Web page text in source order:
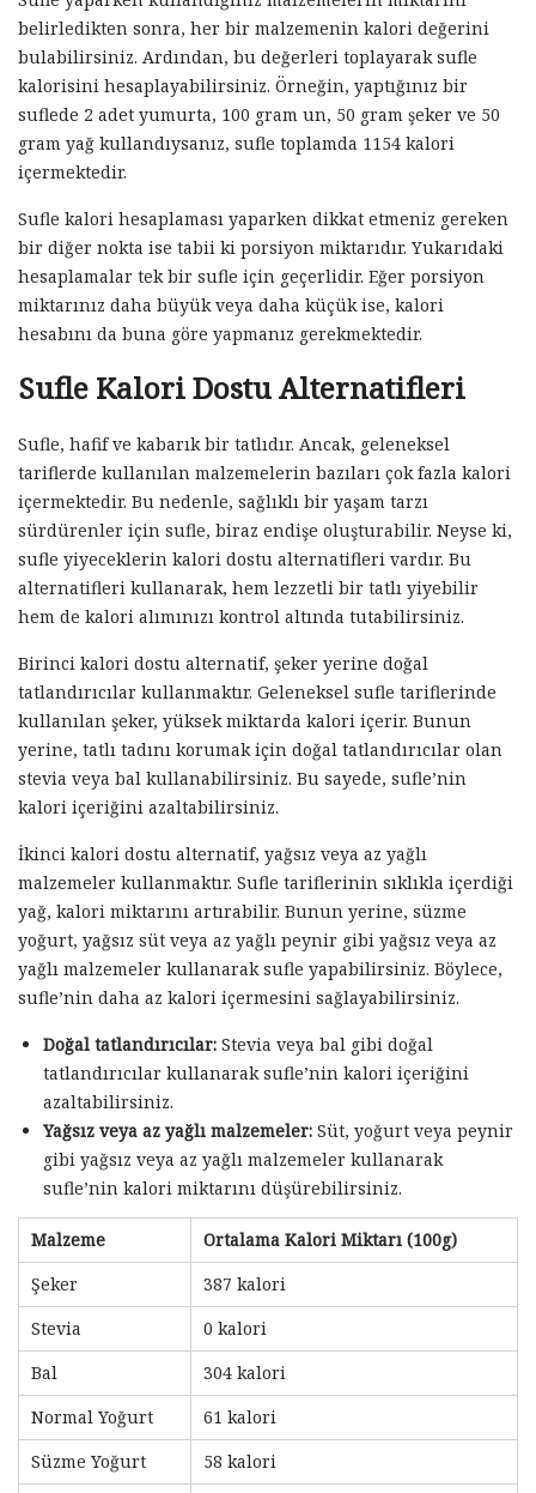
belirledikten sonra, her bir malzemenin kalori değerini
bulabilirsiniz. Ardından, bu değerleri toplayarak sufle
kalorisini hesaplayabilirsiniz. Örneğin, yaptığınız bir
suflede 2 adet yumurta, 100 gram un, 50 gram şeker ve 50
gram yağ kullandıysanız, sufle toplamda 1154 kalori
içermektedir.
Sufle kalori hesaplaması yaparken dikkat etmeniz gereken
bir diğer nokta ise tabii ki porsiyon miktarıdır. Yukarıdaki
hesaplamalar tek bir sufle için geçerlidir. Eğer porsiyon
miktarınız daha büyük veya daha küçük ise, kalori
hesabını da buna göre yapmanız gerekmektedir.
Sufle Kalori Dostu Alternatifleri
Sufle, hafif ve kabarık bir tatlıdır. Ancak, geleneksel
tariflerde kullanılan malzemelerin bazıları çok fazla kalori
içermektedir. Bu nedenle, sağlıklı bir yaşam tarzı
sürdürenler için sufle, biraz endişe oluşturabilir. Neyse ki,
sufle yiyeceklerin kalori dostu alternatifleri vardır. Bu
alternatifleri kullanarak, hem lezzetli bir tatlı yiyebilir
hem de kalori alımınızı kontrol altında tutabilirsiniz.
Birinci kalori dostu alternatif, şeker yerine doğal
tatlandırıcılar kullanmaktır. Geleneksel sufle tariflerinde
kullanılan şeker, yüksek miktarda kalori içerir. Bunun
yerine, tatlı tadını korumak için doğal tatlandırıcılar olan
stevia veya bal kullanabilirsiniz. Bu sayede, sufle’nin
kalori içeriğini azaltabilirsiniz.
İkinci kalori dostu alternatif, yağsız veya az yağlı
malzemeler kullanmaktır. Sufle tariflerinin sıklıkla içerdiği
yağ, kalori miktarını artırabilir. Bunun yerine, süzme
yoğurt, yağsız süt veya az yağlı peynir gibi yağsız veya az
yağlı malzemeler kullanarak sufle yapabilirsiniz. Böylece,
sufle’nin daha az kalori içermesini sağlayabilirsiniz.
Doğal tatlandırıcılar:Stevia veya bal gibi doğal
tatlandırıcılar kullanarak sufle’nin kalori içeriğini
azaltabilirsiniz.
Yağsız veya az yağlı malzemeler:Süt, yoğurt veya peynir
gibi yağsız veya az yağlı malzemeler kullanarak
sufle’nin kalori miktarını düşürebilirsiniz.
Malzeme
Ortalama Kalori Miktarı (100g)
Şeker
387 kalori
Stevia
0 kalori
Bal
304 kalori
Normal Yoğurt
61 kalori
Süzme Yoğurt
58 kalori